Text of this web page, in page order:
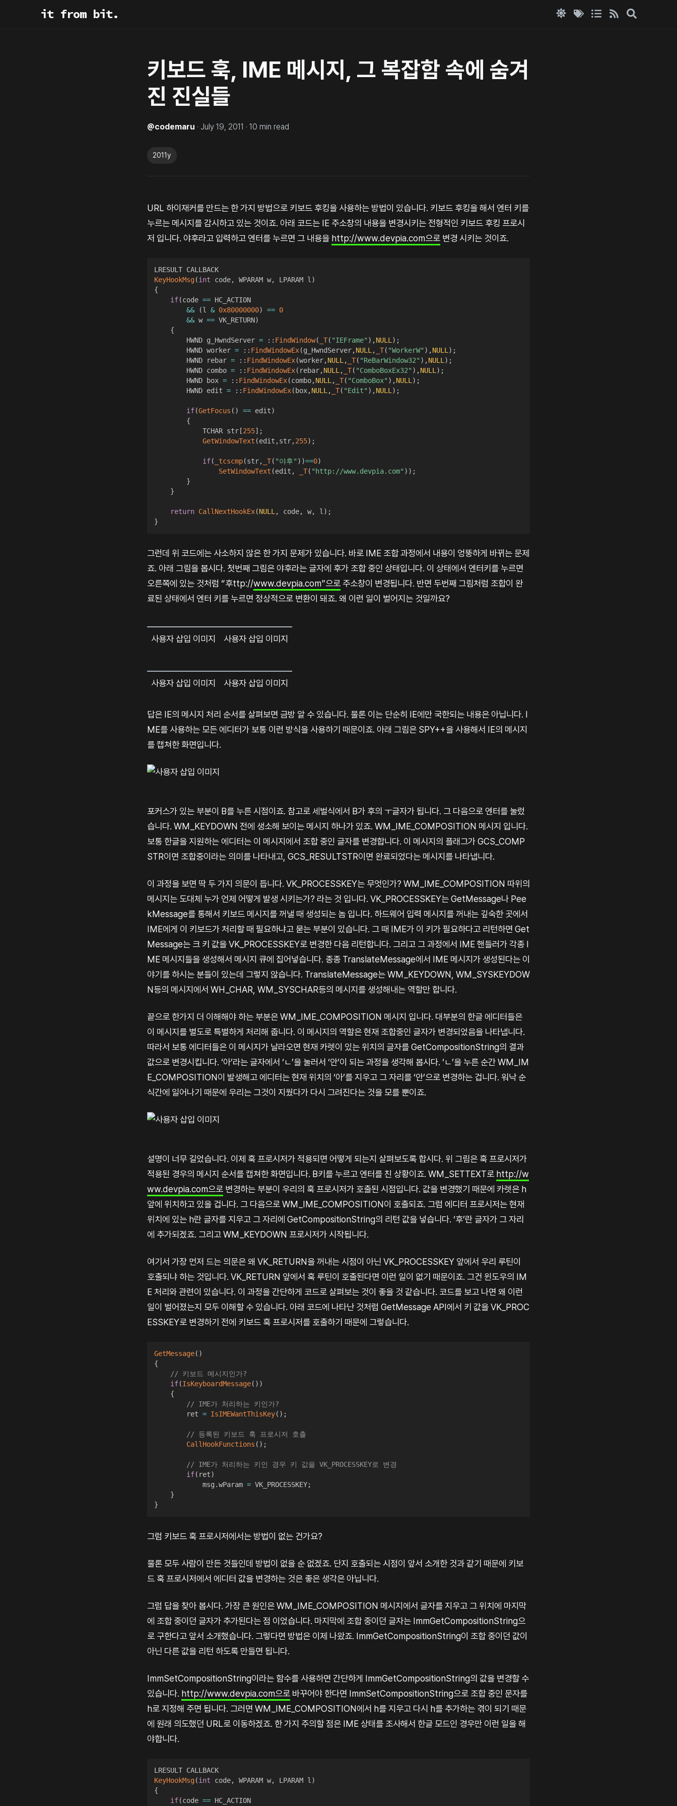
it from bit.
키보드 훅, IME 메시지, 그 복잡함 속에 숨겨
진 진실들
@codemaru · July 19, 2011 · 10 min read
2011y
URL 하이재커를 만드는 한 가지 방법으로 키보드 후킹을 사용하는 방법이 있습니다. 키보드 후킹을 해서 엔터 키를
누르는 메시지를 감시하고 있는 것이죠. 아래 코드는 IE 주소창의 내용을 변경시키는 전형적인 키보드 후킹 프로시
저 입니다. 야후라고 입력하고 엔터를 누르면 그 내용을 http://www.devpia.com으로 변경 시키는 것이죠.
LRESULT CALLBACK
KeyHookMsg(int code, WPARAM w, LPARAM l)
{
if(code == HC_ACTION
&&
(l & 0x80000000) == 0
&& w == VK_RETURN)
{
        HWND g_HwndServer
= :: FindWindow( _T( "IEFrame" ) ,NULL) ;
        HWND worker
= :: FindWindowEx(g_HwndServer,NULL, _T( "WorkerW" ) ,NULL) ;
        HWND rebar
= :: FindWindowEx(worker,NULL, _T( "ReBarWindow32" ) ,NULL) ;
        HWND combo
= :: FindWindowEx( rebar,NULL, _T( "ComboBoxEx32" ) ,NULL) ;
        HWND box
= :: FindWindowEx(combo,NULL, _T( "ComboBox" ) ,NULL) ;
        HWND edit
= :: FindWindowEx( box,NULL, _T( "Edit" ) ,NULL) ;
if(GetFocus ( ) == edit)
{
            TCHAR str
[255] ;
GetWindowText (edit ,str,255) ;
if( _tcscmp(str, _T( "야후" ) )==0)
SetWindowText (edit , _T( "http://www.devpia.com" ) ) ;
}
}
return CallNextHookEx(NULL, code, w, l) ;
}
그런데 위 코드에는 사소하지 않은 한 가지 문제가 있습니다. 바로 IME 조합 과정에서 내용이 엉뚱하게 바뀌는 문제
죠. 아래 그림을 봅시다. 첫번째 그림은 야후라는 글자에 후가 조합 중인 상태입니다. 이 상태에서 엔터키를 누르면
오른쪽에 있는 것처럼 “후ttp://www.devpia.com”으로 주소창이 변경됩니다. 반면 두번째 그림처럼 조합이 완
료된 상태에서 엔터 키를 누르면 정상적으로 변환이 돼죠. 왜 이런 일이 벌어지는 것일까요?
사용자 삽입 이미지 사용자 삽입 이미지
사용자 삽입 이미지 사용자 삽입 이미지
답은 IE의 메시지 처리 순서를 살펴보면 금방 알 수 있습니다. 물론 이는 단순히 IE에만 국한되는 내용은 아닙니다. I
ME를 사용하는 모든 에디터가 보통 이런 방식을 사용하기 때문이죠. 아래 그림은 SPY++을 사용해서 IE의 메시지
를 캡쳐한 화면입니다.
포커스가 있는 부분이 B를 누른 시점이죠. 참고로 세벌식에서 B가 후의 ㅜ글자가 됩니다. 그 다음으로 엔터를 눌렀
습니다. WM_KEYDOWN 전에 생소해 보이는 메시지 하나가 있죠. WM_IME_COMPOSITION 메시지 입니다.
보통 한글을 지원하는 에디터는 이 메시지에서 조합 중인 글자를 변경합니다. 이 메시지의 플래그가 GCS_COMP
STR이면 조합중이라는 의미를 나타내고, GCS_RESULTSTR이면 완료되었다는 메시지를 나타냅니다.
이 과정을 보면 딱 두 가지 의문이 듭니다. VK_PROCESSKEY는 무엇인가? WM_IME_COMPOSITION 따위의
메시지는 도대체 누가 언제 어떻게 발생 시키는가? 라는 것 입니다. VK_PROCESSKEY는 GetMessage나 Pee
kMessage를 통해서 키보드 메시지를 꺼낼 때 생성되는 놈 입니다. 하드웨어 입력 메시지를 꺼내는 깊숙한 곳에서
IME에게 이 키보드가 처리할 때 필요하냐고 묻는 부분이 있습니다. 그 때 IME가 이 키가 필요하다고 리턴하면 Get
Message는 크 키 값을 VK_PROCESSKEY로 변경한 다음 리턴합니다. 그리고 그 과정에서 IME 핸들러가 각종 I
ME 메시지들을 생성해서 메시지 큐에 집어넣습니다. 종종 TranslateMessage에서 IME 메시지가 생성된다는 이
야기를 하시는 분들이 있는데 그렇지 않습니다. TranslateMessage는 WM_KEYDOWN, WM_SYSKEYDOW
N등의 메시지에서 WH_CHAR, WM_SYSCHAR등의 메시지를 생성해내는 역할만 합니다.
끝으로 한가지 더 이해해야 하는 부분은 WM_IME_COMPOSITION 메시지 입니다. 대부분의 한글 에디터들은
이 메시지를 별도로 특별하게 처리해 줍니다. 이 메시지의 역할은 현재 조합중인 글자가 변경되었음을 나타냅니다.
따라서 보통 에디터들은 이 메시지가 날라오면 현재 카렛이 있는 위치의 글자를 GetCompositionString의 결과
값으로 변경시킵니다. ‘아’라는 글자에서 ‘ㄴ’을 눌러서 ‘안’이 되는 과정을 생각해 봅시다. ‘ㄴ’을 누른 순간 WM_IM
E_COMPOSITION이 발생해고 에디터는 현재 위치의 ‘아’를 지우고 그 자리를 ‘안’으로 변경하는 겁니다. 워낙 순
식간에 일어나기 때문에 우리는 그것이 지웠다가 다시 그려진다는 것을 모를 뿐이죠.
설명이 너무 길었습니다. 이제 훅 프로시저가 적용되면 어떻게 되는지 살펴보도록 합시다. 위 그림은 훅 프로시저가
적용된 경우의 메시지 순서를 캡쳐한 화면입니다. B키를 누르고 엔터를 친 상황이죠. WM_SETTEXT로 http://w
ww.devpia.com으로 변경하는 부분이 우리의 훅 프로시저가 호출된 시점입니다. 값을 변경했기 때문에 카렛은 h
앞에 위치하고 있을 겁니다. 그 다음으로 WM_IME_COMPOSITION이 호출되죠. 그럼 에디터 프로시저는 현재
위치에 있는 h란 글자를 지우고 그 자리에 GetCompositionString의 리턴 값을 넣습니다. ‘후’란 글자가 그 자리
에 추가되겠죠. 그리고 WM_KEYDOWN 프로시저가 시작됩니다.
여기서 가장 먼저 드는 의문은 왜 VK_RETURN을 꺼내는 시점이 아닌 VK_PROCESSKEY 앞에서 우리 루틴이
호출되냐 하는 것입니다. VK_RETURN 앞에서 훅 루틴이 호출된다면 이런 일이 없기 때문이죠. 그건 윈도우의 IM
E 처리와 관련이 있습니다. 이 과정을 간단하게 코드로 살펴보는 것이 좋을 것 같습니다. 코드를 보고 나면 왜 이런
일이 벌어졌는지 모두 이해할 수 있습니다. 아래 코드에 나타난 것처럼 GetMessage API에서 키 값을 VK_PROC
ESSKEY로 변경하기 전에 키보드 훅 프로시저를 호출하기 때문에 그렇습니다.
GetMessage( )
{
// 키보드 메시지인가?
if(IsKeyboardMessage( ) )
{
// IME가 처리하는 키인가?
        ret
= IsIMEWantThisKey( ) ;
// 등록된 키보드 훅 프로시저 호출
CallHookFunctions ( ) ;
// IME가 처리하는 키인 경우 키 값을 VK_PROCESSKEY로 변경
if( ret)
            msg
.wParam = VK_PROCESSKEY;
}
}
그럼 키보드 훅 프로시저에서는 방법이 없는 건가요?
물론 모두 사람이 만든 것들인데 방법이 없을 순 없겠죠. 단지 호출되는 시점이 앞서 소개한 것과 같기 때문에 키보
드 훅 프로시저에서 에디터 값을 변경하는 것은 좋은 생각은 아닙니다.
그럼 답을 찾아 봅시다. 가장 큰 원인은 WM_IME_COMPOSITION 메시지에서 글자를 지우고 그 위치에 마지막
에 조합 중이던 글자가 추가된다는 점 이었습니다. 마지막에 조합 중이던 글자는 ImmGetCompositionString으
로 구한다고 앞서 소개했습니다. 그렇다면 방법은 이제 나왔죠. ImmGetCompositionString이 조합 중이던 값이
아닌 다른 값을 리턴 하도록 만들면 됩니다.
ImmSetCompositionString이라는 함수를 사용하면 간단하게 ImmGetCompositionString의 값을 변경할 수
있습니다. http://www.devpia.com으로 바꾸어야 한다면 ImmSetCompositionString으로 조합 중인 문자를
h로 지정해 주면 됩니다. 그러면 WM_IME_COMPOSITION에서 h를 지우고 다시 h를 추가하는 겪이 되기 때문
에 원래 의도했던 URL로 이동하겠죠. 한 가지 주의할 점은 IME 상태를 조사해서 한글 모드인 경우만 이런 일을 해
야합니다.
LRESULT CALLBACK
KeyHookMsg(int code, WPARAM w, LPARAM l)
{
if(code == HC_ACTION